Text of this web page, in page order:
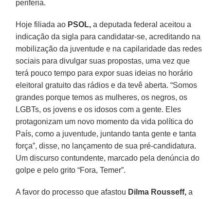
periferia.
Hoje filiada ao PSOL, a deputada federal aceitou a
indicação da sigla para candidatar-se, acreditando na
mobilização da juventude e na capilaridade das redes
sociais para divulgar suas propostas, uma vez que
terá pouco tempo para expor suas ideias no horário
eleitoral gratuito das rádios e da tevê aberta. “Somos
grandes porque temos as mulheres, os negros, os
LGBTs, os jovens e os idosos com a gente. Eles
protagonizam um novo momento da vida política do
País, como a juventude, juntando tanta gente e tanta
força”, disse, no lançamento de sua pré-candidatura.
Um discurso contundente, marcado pela denúncia do
golpe e pelo grito “Fora, Temer”.
A favor do processo que afastou Dilma Rousseff, a